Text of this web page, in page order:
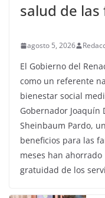
salud de
agosto 5, 2026
El Gobierno del
como un referente
bienestar social
Gobernador Joaquín
Sheinbaum Pardo,
beneficios para las
meses han
gratuidad de los